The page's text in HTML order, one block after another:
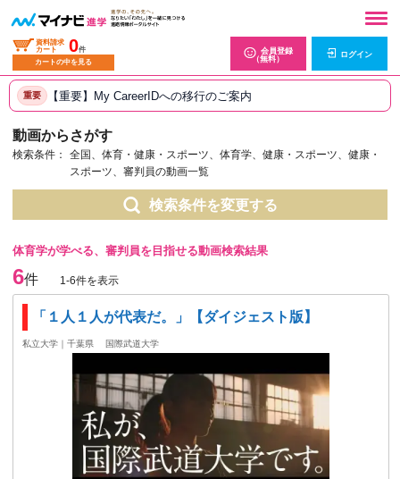
資料請求
カート
0件
カートの中を見る
会員登録
（無料）
ログイン
重要 【重要】My CareerIDへの移行のご案内
動画からさがす
検索条件：
全国、体育・健康・スポーツ、体育学、健康・スポーツ、健康・
スポーツ、審判員の動画一覧
検索条件を変更する
体育学が学べる、審判員を目指せる動画検索結果
6件 1-6件を表示
「１人１人が代表だ。」【ダイジェスト版】
私立大学｜千葉県 国際武道大学